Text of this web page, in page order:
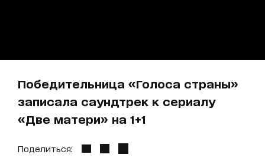
Победительница «Голоса страны»
записала саундтрек к сериалу
«Две матери» на 1+1
Поделиться: